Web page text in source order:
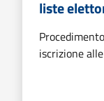
liste
iscrizione